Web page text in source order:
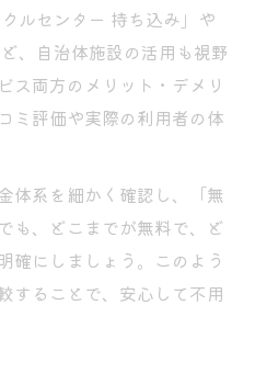
ルセンター 持ち込み」や
、自治体施設の活用も視野
ス両方のメリット・デメリ
ミ評価や実際の利用者の体
体系を細かく確認し、「無
も、どこまでが無料で、ど
確にしましょう。このよう
することで、安心して不用